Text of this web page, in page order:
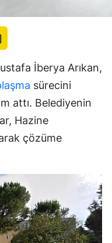
İberya Arıkan,
sürecini
attı. Belediyenin
Hazine
çözüme